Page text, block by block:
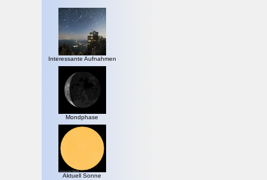
Interessante Aufnahmen
Mondphase
Aktuell Sonne